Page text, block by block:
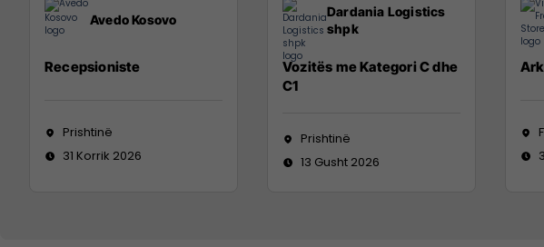
Avedo Kosovo
Recepsioniste
Prishtinë
31 Korrik 2026
Dardania Logistics
shpk
Vozitës me Kategori C dhe
C1
Prishtinë
13 Gusht 2026